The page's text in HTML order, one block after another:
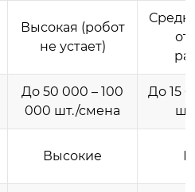
Высокая (робот
не устает)
от
До 50 000 – 100
000 шт./смена
До 15
Высокие